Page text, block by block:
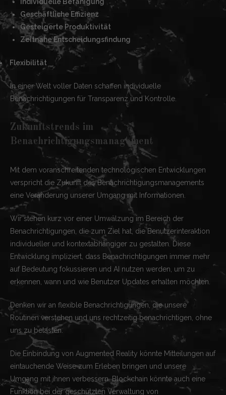
Geschäftliche Effizienz
Gesteigerte Produktivität
Zeitnahe Entscheidungsfindung
Flexibilität
In einer Welt voller Daten schaffen individuelle
Benachrichtigungen für Transparenz und Kontrolle.
Zukunftstrends im
Benachrichtigungsmanagement
Mit dem voranschreitenden technologischen Entwicklungen
verspricht die Zukunft des Benachrichtigungsmanagements
eine Veränderung unserer Umgang mit Informationen.
Wir stehen kurz vor einer Umwälzung im Bereich der
Benachrichtigungen, die zum Ziel hat, die Benutzerinteraktion
individueller und kontextabhängiger zu gestalten. Diese
Entwicklung impliziert, dass Benachrichtigungen immer mehr
auf Bedeutung fokussieren und AI nutzen werden, um zu
erkennen, wann und wie Benutzer Updates erhalten möchten.
Denken wir an flexible Benachrichtigungen, die unsere
Routinen verstehen und uns rechtzeitig benachrichtigen, ohne
uns zu belasten.
Die Einbindung von Augmented Reality könnte Mitteilungen auf
eintauchende Weise zum Erleben bringen und unsere
Umgang mit ihnen verbessern. Blockchain könnte auch eine
Funktion bei der geschützten Verwaltung von